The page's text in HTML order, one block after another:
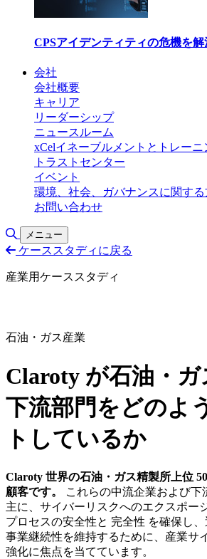
CPSアイデンティティの危機を解
会社
会社概要
キャリア
リーダーシップ
ニュースルーム
xCelイネーブルメントとトレーニ
トラストセンター
イベント
環境、社会、ガバナンスに関す
お問い合わせ
検索の切り替え
メニュー
ケーススタディに戻る
産業用ケーススタディ
石油・ガス産業
Claroty が石油・
下流部門をどのよ
トしているか
Claroty 世界の石油・ガス精製所上位
顧客です。
これらの中流企業および下
主に、サイバーリスクへのエクスポー
プロセスの安全性と 完全性 を確保し
事業継続性を維持するために、産業サ
強化に焦点を当てています。